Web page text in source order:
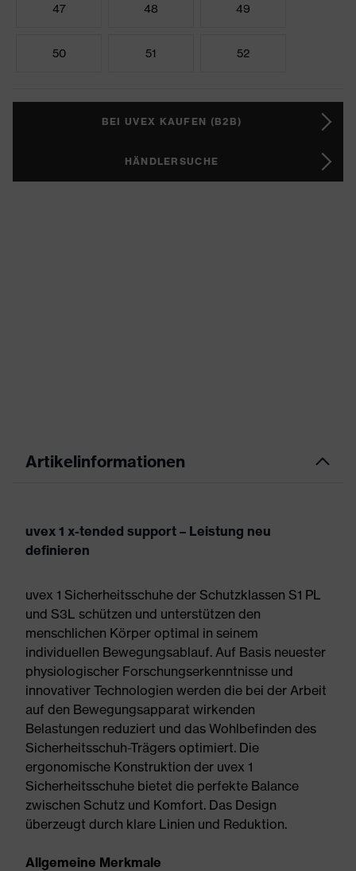
47 48 49
50 51 52
BEI UVEX KAUFEN (B2B)
HÄNDLERSUCHE
Artikelinformationen
uvex 1 x-tended support – Leistung neu
definieren
uvex 1 Sicherheitsschuhe der Schutzklassen S1 PL
und S3L schützen und unterstützen den
menschlichen Körper optimal in seinem
individuellen Bewegungsablauf. Auf Basis neuester
physiologischer Forschungserkenntnisse und
innovativer Technologien werden die bei der Arbeit
auf den Bewegungsapparat wirkenden
Belastungen reduziert und das Wohlbefinden des
Sicherheitsschuh-Trägers optimiert. Die
ergonomische Konstruktion der uvex 1
Sicherheitsschuhe bietet die perfekte Balance
zwischen Schutz und Komfort. Das Design
überzeugt durch klare Linien und Reduktion.
Allgemeine Merkmale